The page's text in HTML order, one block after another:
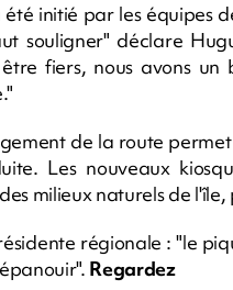
initié par les équipes
souligner" déclare
fiers, nous avons
de la route
Les nouveaux
milieux naturels de l'île,
régionale : "le
Regardez